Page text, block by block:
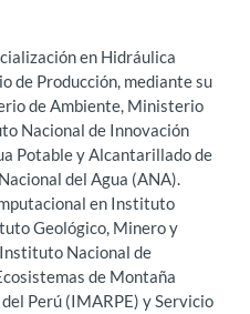
en Hidráulica
de Producción, mediante su
de Ambiente, Ministerio
Nacional de Innovación
Potable y Alcantarillado de
del Agua (ANA).
en Instituto
Geológico, Minero y
Nacional de
de Montaña
Perú (IMARPE) y Servicio